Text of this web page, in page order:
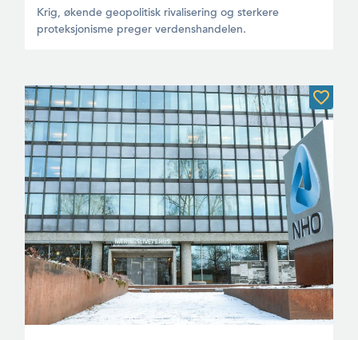
Krig, økende geopolitisk rivalisering og sterkere
proteksjonisme preger verdenshandelen.